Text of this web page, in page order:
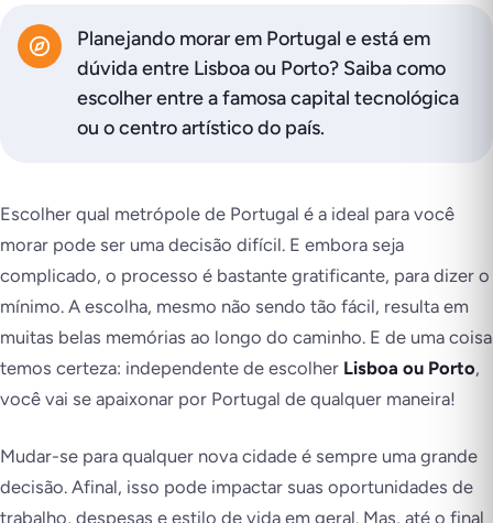
Planejando morar em Portugal e está em
dúvida entre Lisboa ou Porto? Saiba como
escolher entre a famosa capital tecnológica
ou o centro artístico do país.
Escolher qual metrópole de Portugal é a ideal para você
morar pode ser uma decisão difícil. E embora seja
complicado, o processo é bastante gratificante, para dizer o
mínimo. A escolha, mesmo não sendo tão fácil, resulta em
muitas belas memórias ao longo do caminho. E de uma coisa
temos certeza: independente de escolher Lisboa ou Porto,
você vai se apaixonar por Portugal de qualquer maneira!
Mudar-se para qualquer nova cidade é sempre uma grande
decisão. Afinal, isso pode impactar suas oportunidades de
trabalho, despesas e estilo de vida em geral. Mas, até o final